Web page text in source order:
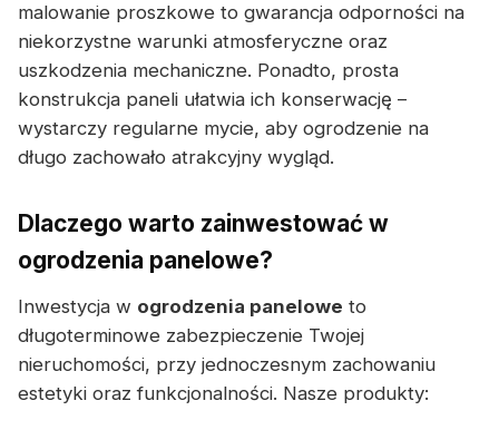
malowanie proszkowe to gwarancja odporności na
niekorzystne warunki atmosferyczne oraz
uszkodzenia mechaniczne. Ponadto, prosta
konstrukcja paneli ułatwia ich konserwację –
wystarczy regularne mycie, aby ogrodzenie na
długo zachowało atrakcyjny wygląd.
Dlaczego warto zainwestować w
ogrodzenia panelowe?
Inwestycja w ogrodzenia panelowe to
długoterminowe zabezpieczenie Twojej
nieruchomości, przy jednoczesnym zachowaniu
estetyki oraz funkcjonalności. Nasze produkty: